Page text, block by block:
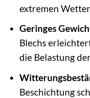
extremen
Geringes
Blechs
die Belastung
Beschichtung